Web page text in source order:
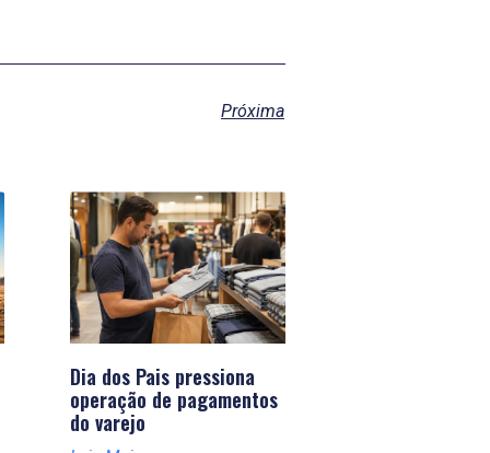
Próxima
Dia dos Pais pressiona
operação de pagamentos
do varejo